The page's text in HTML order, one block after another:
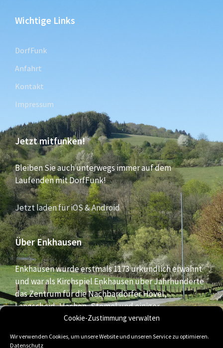
Cookie-Zustimmung verwalten
Wir verwenden Cookies, um unsere Website und unseren Service zu optimieren.
Datenschutz
Wichtige Links
DorfFunk
Anfahrt
Kontakt
Impressum
Jetzt mitfunken!
Bleiben Sie auch unterwegs immer auf dem
Laufenden mit DorfFunk!
Jetzt laden für iOS & Android
Über Enkhausen
Enkhausen wurde erstmals 1173 urkundlich erwähnt
und war als Kirchspiel Enkhausen über Jahrhunderte
das Zentrum für die Nachbardörfer Hövel,
Langscheid, Hachen, Stemel und einiger
Bauernschaften aus dem südlichen Bereich der Stadt